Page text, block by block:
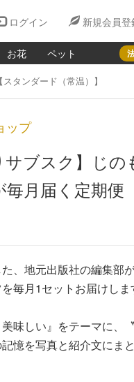
ログイン 新規会員登
お花 ペット
タンダード（常温）】
ップ
サブスク】じの
月届く定期便
、地元出版社の編集部
毎月1セットお届けしま
美味しい』をテーマに、
憶を写真と紹介文にま